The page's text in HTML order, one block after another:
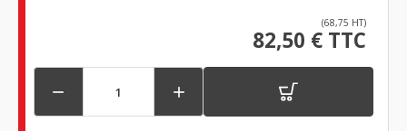
(68,75 HT)
82,50 € TTC
 